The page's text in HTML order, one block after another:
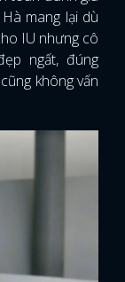
mang lại dù
IU nhưng cô
ngất, đúng
không vấn